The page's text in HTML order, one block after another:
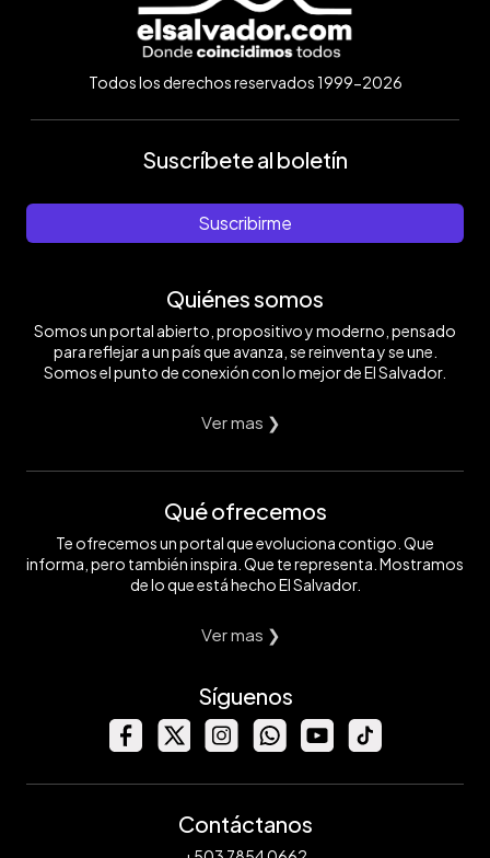
Todos los derechos reservados 1999-2026
Suscríbete al boletín
Suscribirme
Quiénes somos
Somos un portal abierto, propositivo y moderno, pensado
para reflejar a un país que avanza, se reinventa y se une.
Somos el punto de conexión con lo mejor de El Salvador.
Ver mas ❯
Qué ofrecemos
Te ofrecemos un portal que evoluciona contigo. Que
informa, pero también inspira. Que te representa. Mostramos
de lo que está hecho El Salvador.
Ver mas ❯
Síguenos
Contáctanos